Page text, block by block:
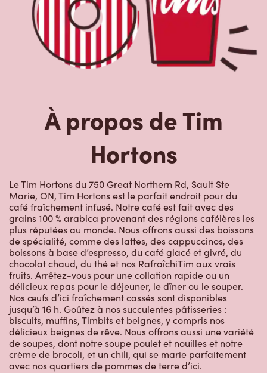
À propos de Tim
Hortons
Le Tim Hortons du 750 Great Northern Rd, Sault Ste
Marie, ON, Tim Hortons est le parfait endroit pour du
café fraîchement infusé. Notre café est fait avec des
grains 100 % arabica provenant des régions caféières les
plus réputées au monde. Nous offrons aussi des boissons
de spécialité, comme des lattes, des cappuccinos, des
boissons à base d’espresso, du café glacé et givré, du
chocolat chaud, du thé et nos RafraîchiTim aux vrais
fruits. Arrêtez-vous pour une collation rapide ou un
délicieux repas pour le déjeuner, le dîner ou le souper.
Nos œufs d’ici fraîchement cassés sont disponibles
jusqu’à 16 h. Goûtez à nos succulentes pâtisseries :
biscuits, muffins, Timbits et beignes, y compris nos
délicieux beignes de rêve. Nous offrons aussi une variété
de soupes, dont notre soupe poulet et nouilles et notre
crème de brocoli, et un chili, qui se marie parfaitement
avec nos quartiers de pommes de terre d’ici.